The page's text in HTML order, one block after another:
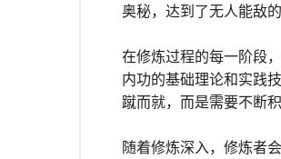
奥秘，达到了无人能敌的
在修炼过程的每一阶段
内功的基础理论和实践
蹴而就，而是需要不断
随着修炼深入，修炼者